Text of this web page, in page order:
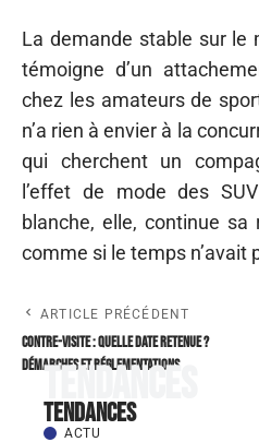
La demande stable sur le
témoigne d’un
chez les amateurs de
n’a rien à envier à la
qui cherchent un
l’effet de mode des
blanche, elle, continue sa
comme si le temps n’avait
ARTICLE PRÉCÉDENT
Contre-visite : quelle date retenue ?
Démarches et réglementations
Tendances
Tendances
ACTU